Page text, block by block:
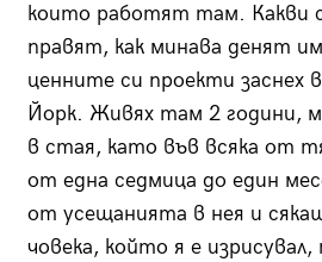
които работят там. Какви
правят, как минава денят
ценните си проекти заснех
Йорк. Живях там 2 години,
в стая, като във всяка от
от една седмица до един
от усещанията в нея и
човека, който я е